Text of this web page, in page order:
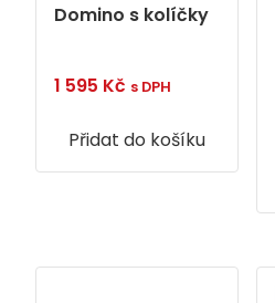
Domino s kolíčky
1 595 Kč s DPH
Přidat do košíku